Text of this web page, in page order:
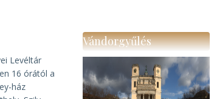
Levéltár
16 órától a
ház
Vándorgyűlés